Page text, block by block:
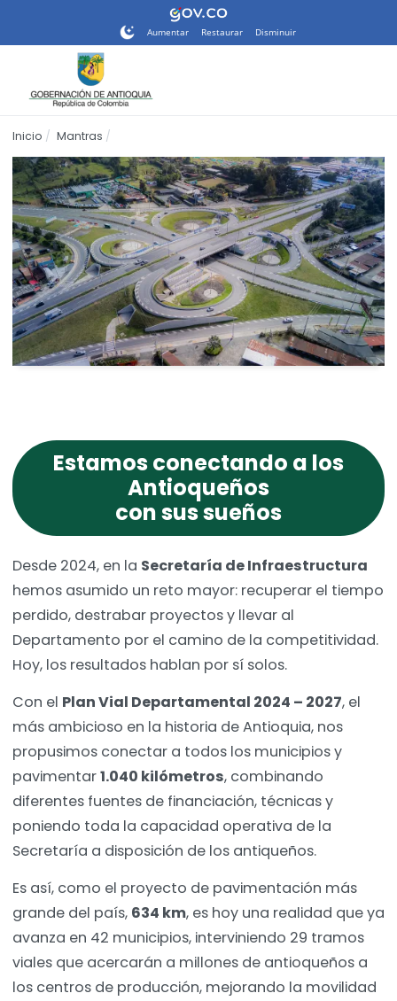
sitio
de
accesibilidad.
Aumentar Restaurar Disminuir
Inicio Mantras
Estamos conectando a los
Antioqueños
con sus sueños
Desde 2024, en la Secretaría de Infraestructura
hemos asumido un reto mayor: recuperar el tiempo
perdido, destrabar proyectos y llevar al
Departamento por el camino de la competitividad.
Hoy, los resultados hablan por sí solos.
Con el Plan Vial Departamental 2024 – 2027, el
más ambicioso en la historia de Antioquia, nos
propusimos conectar a todos los municipios y
pavimentar1.040 kilómetros, combinando
diferentes fuentes de financiación, técnicas y
poniendo toda la capacidad operativa de la
Secretaría a disposición de los antiqueños.
Es así, como el proyecto de pavimentación más
grande del país, 634 km, es hoy una realidad que ya
avanza en 42 municipios, interviniendo 29 tramos
viales que acercarán a millones de antioqueños a
los centros de producción, mejorando la movilidad